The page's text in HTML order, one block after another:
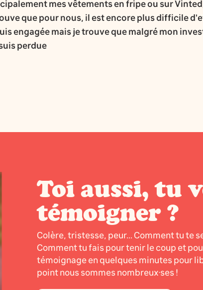
mes vêtements en fripe ou sur
que pour nous, il est encore plus difficile
engagée mais je trouve que malgré mon
perdue
Toi aussi, tu
témoigner ?
Colère, tristesse, peur... Comment tu te
Comment tu fais pour tenir le coup et
témoignage en quelques minutes pour
point nous sommes nombreux·ses !